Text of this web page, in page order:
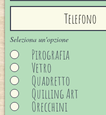
Seleziona un'opzione
Pirografia
Vetro
Quadretto
Quilling Art
Orecchini